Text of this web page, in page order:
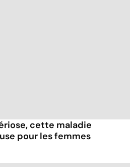
cette maladie
pour les femmes